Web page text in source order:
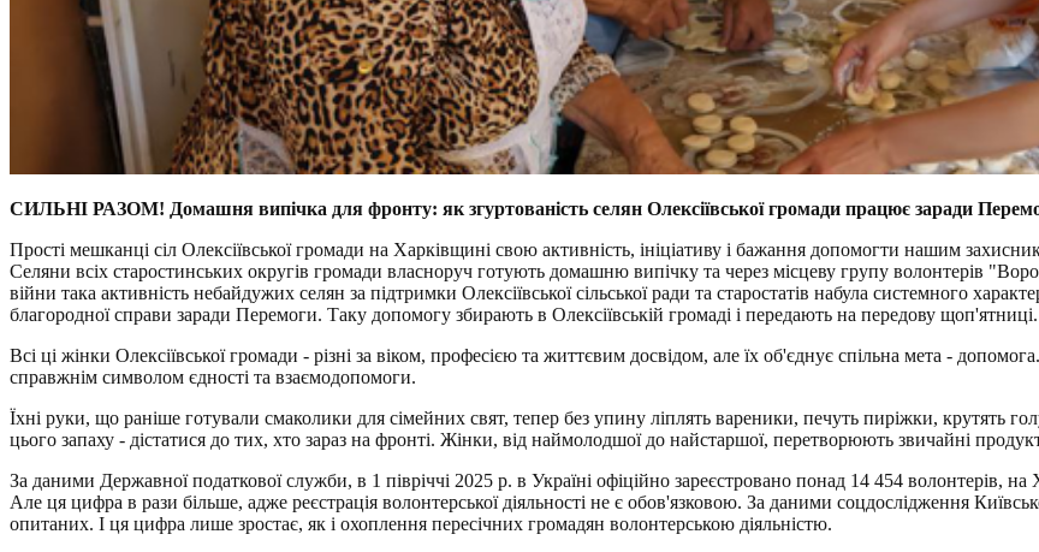
СИЛЬНІ РАЗОМ! Домашня випічка для фронту: як згуртованість селян Олексіївської громади працює заради
Прості мешканці сіл Олексіївської громади на Харківщині свою активність, ініціативу і бажання допомогти нашим
Селяни всіх старостинських округів громади власноруч готують домашню випічку та через місцеву групу волонтерів
війни така активність небайдужих селян за підтримки Олексіївської сільської ради та старостатів набула системного
благородної справи заради Перемоги. Таку допомогу збирають в Олексіївській громаді і передають на передову щоп'ятниці.
Всі ці жінки Олексіївської громади - різні за віком, професією та життєвим досвідом, але їх об'єднує спільна мета -
справжнім символом єдності та взаємодопомоги.
Їхні руки, що раніше готували смаколики для сімейних свят, тепер без упину ліплять вареники, печуть пиріжки, крутять
цього запаху - дістатися до тих, хто зараз на фронті. Жінки, від наймолодшої до найстаршої, перетворюють звичайні
За даними Державної податкової служби, в 1 півріччі 2025 р. в Україні офіційно зареєстровано понад 14 454 волонтерів,
Але ця цифра в рази більше, адже реєстрація волонтерської діяльності не є обов'язковою. За даними соцдослідження
опитаних. І ця цифра лише зростає, як і охоплення пересічних громадян волонтерською діяльністю.